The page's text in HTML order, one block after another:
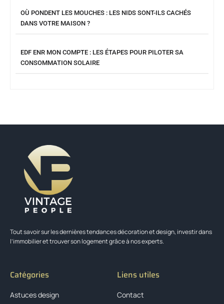
OÙ PONDENT LES MOUCHES : LES NIDS SONT-ILS CACHÉS
DANS VOTRE MAISON ?
EDF ENR MON COMPTE : LES ÉTAPES POUR PILOTER SA
CONSOMMATION SOLAIRE
Tout savoir sur les dernières tendances décoration et design, investir dans
l’immobilier et trouver son logement grâce à nos experts.
Catégories
Astuces design
Liens utiles
Contact